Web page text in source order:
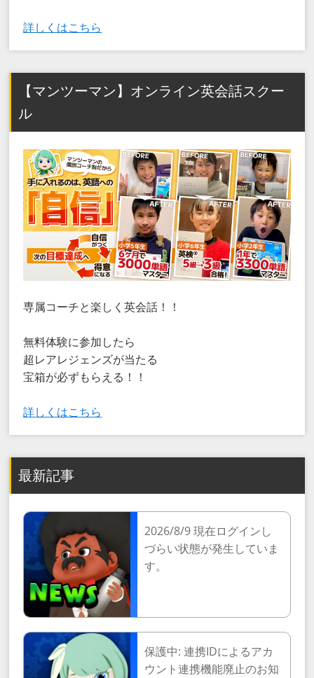
詳しくはこちら
【マンツーマン】オンライン英会話スクー
ル
専属コーチと楽しく英会話！！
無料体験に参加したら
超レアレジェンズが当たる
宝箱が必ずもらえる！！
詳しくはこちら
最新記事
2026/8/9 現在ログインし
づらい状態が発生していま
す。
保護中: 連携IDによるアカ
ウント連携機能廃止のお知